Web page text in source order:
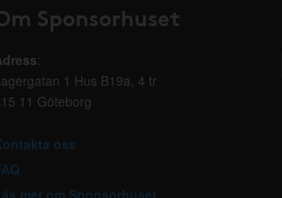
Sponsorhuset
:
1 Hus B19a, 4 tr
11 Göteborg
oss
mer om Sponsorhuset